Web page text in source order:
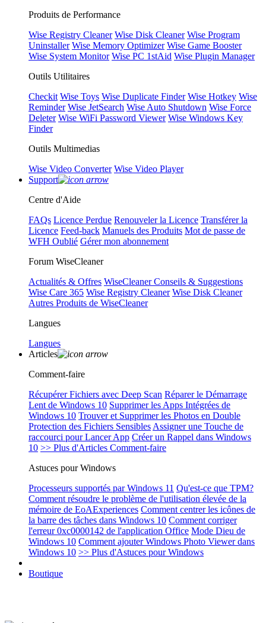
Produits de Performance
Wise Registry Cleaner Wise Disk Cleaner Wise Program
Uninstaller Wise Memory Optimizer Wise Game Booster
Wise System Monitor Wise PC 1stAid Wise Plugin Manager
Outils Utilitaires
Checkit Wise Toys Wise Duplicate Finder Wise Hotkey Wise
Reminder Wise JetSearch Wise Auto Shutdown Wise Force
Deleter Wise WiFi Password Viewer Wise Windows Key
Finder
Outils Multimedias
Wise Video Converter Wise Video Player
Support
Centre d'Aide
FAQs Licence Perdue Renouveler la Licence Transférer la
Licence Feed-back Manuels des Produits Mot de passe de
WFH Oublié Gérer mon abonnement
Forum WiseCleaner
Actualités & Offres WiseCleaner Conseils & Suggestions
Wise Care 365 Wise Registry Cleaner Wise Disk Cleaner
Autres Produits de WiseCleaner
Langues
Langues
Articles
Comment-faire
Récupérer Fichiers avec Deep Scan Réparer le Démarrage
Lent de Windows 10 Supprimer les Apps Intégrées de
Windows 10 Trouver et Supprimer les Photos en Double
Protection des Fichiers Sensibles Assigner une Touche de
raccourci pour Lancer App Créer un Rappel dans Windows
10 >> Plus d'Articles Comment-faire
Astuces pour Windows
Processeurs supportés par Windows 11 Qu'est-ce que TPM?
Comment résoudre le problème de l'utilisation élevée de la
mémoire de EoAExperiences Comment centrer les icônes de
la barre des tâches dans Windows 10 Comment corriger
l'erreur 0xc0000142 de l'application Office Mode Dieu de
Windows 10 Comment ajouter Windows Photo Viewer dans
Windows 10 >> Plus d'Astuces pour Windows
Boutique